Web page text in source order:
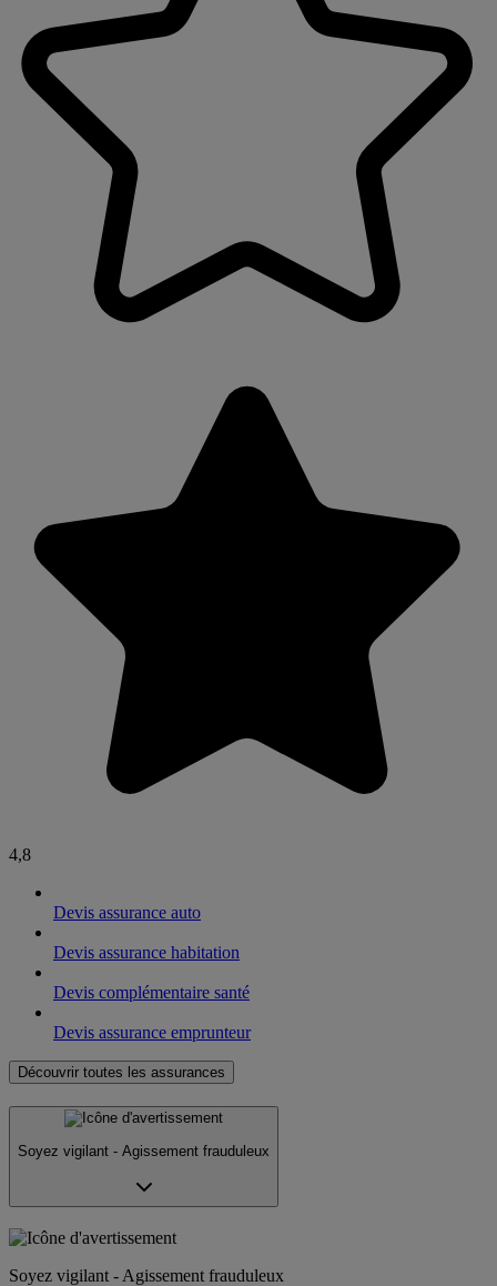
4,8
Devis assurance auto
Devis assurance habitation
Devis complémentaire santé
Devis assurance emprunteur
Découvrir toutes les assurances
Soyez vigilant - Agissement frauduleux
Soyez vigilant - Agissement frauduleux